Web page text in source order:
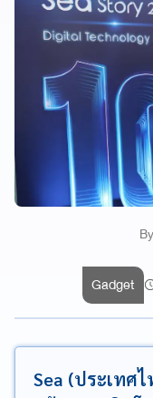
By
Gadget
Sea (ประเทศ